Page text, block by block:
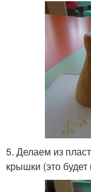
5. Делаем из
крышки (это будет